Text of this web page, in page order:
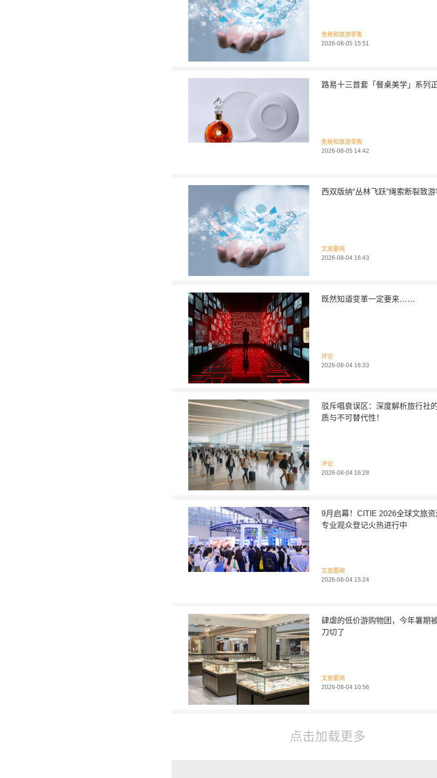
免税和旅游零售
2026-08-05 15:51
路易十三首套「餐桌美学」系列
免税和旅游零售
2026-08-05 14:42
西双版纳“丛林飞跃”绳索断裂致
文旅要闻
2026-08-04 16:43
既然知道变革一定要来……
评论
2026-08-04 16:33
驳斥唱衰误区：深度解析旅行社
质与不可替代性！
评论
2026-08-04 16:28
9月启幕！CITIE 2026全球文旅
专业观众登记火热进行中
文旅要闻
2026-08-04 15:24
肆虐的低价游购物团，今年暑期
刀切了
文旅要闻
2026-08-04 10:56
点击加载更多